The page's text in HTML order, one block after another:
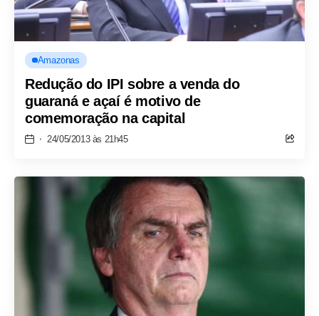
Amazonas
Redução do IPI sobre a venda do
guaraná e açaí é motivo de
comemoração na capital
24/05/2013 às 21h45